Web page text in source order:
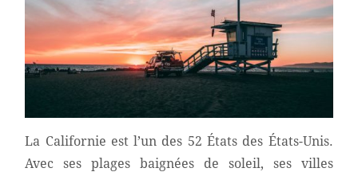
La Californie est l’un des 52 États des États-Unis.
Avec ses plages baignées de soleil, ses villes